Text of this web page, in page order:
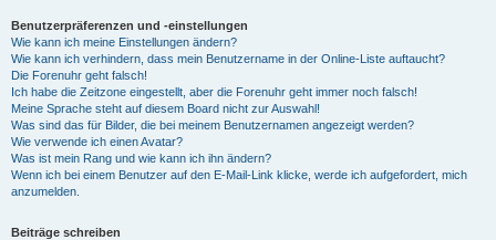
Benutzerpräferenzen und -einstellungen
Wie kann ich meine Einstellungen ändern?
Wie kann ich verhindern, dass mein Benutzername in der Online-Liste auftaucht?
Die Forenuhr geht falsch!
Ich habe die Zeitzone eingestellt, aber die Forenuhr geht immer noch falsch!
Meine Sprache steht auf diesem Board nicht zur Auswahl!
Was sind das für Bilder, die bei meinem Benutzernamen angezeigt werden?
Wie verwende ich einen Avatar?
Was ist mein Rang und wie kann ich ihn ändern?
Wenn ich bei einem Benutzer auf den E-Mail-Link klicke, werde ich aufgefordert, mich
anzumelden.
Beiträge schreiben